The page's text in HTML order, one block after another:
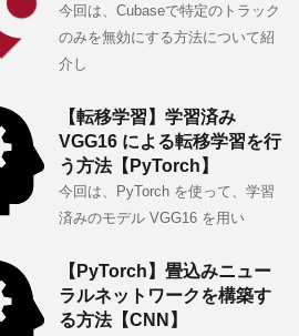
今回は、Cubaseで特定のトラック
のみを無効にする方法について紹
介し
【転移学習】学習済み
VGG16 による転移学習を行
う方法【PyTorch】
今回は、PyTorch を使って、学習
済みのモデル VGG16 を用い
【PyTorch】畳込みニュー
ラルネットワークを構築す
る方法【CNN】